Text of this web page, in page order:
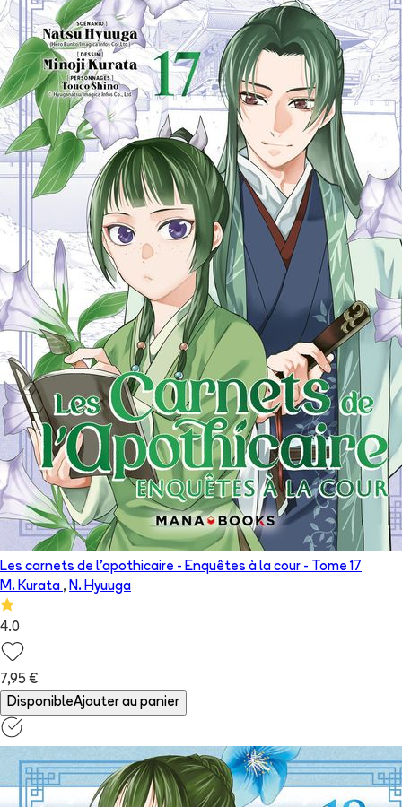
Les carnets de l'apothicaire - Enquêtes à la cour - Tome 17
M. Kurata , N. Hyuuga
4.0
7,95 €
DisponibleAjouter au panier